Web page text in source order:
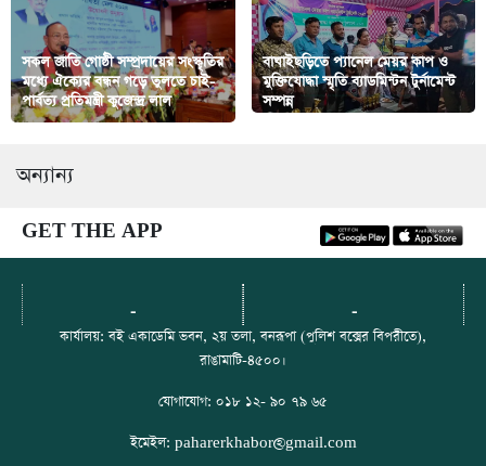
সকল জাতি গোষ্ঠী সম্প্রদায়ের সংস্কৃতির
মধ্যে ঐক্যের বন্ধন গড়ে তুলতে চাই-
পার্বত্য প্রতিমন্ত্রী কুজেন্দ্র লাল
বাঘাইছড়িতে প্যানেল মেয়র কাপ ও
মুক্তিযোদ্ধা স্মৃতি ব্যাডমিন্টন টুর্নামেন্ট
সম্পন্ন
অন্যান্য
GET THE APP
- -
কার্যালয়: বই একাডেমি ভবন, ২য় তলা, বনরূপা (পুলিশ বক্সের বিপরীতে),
রাঙামাটি-৪৫০০।
যোগাযোগ: ০১৮ ১২- ৯০ ৭৯ ৬৫
ইমেইল: paharerkhabor@gmail.com